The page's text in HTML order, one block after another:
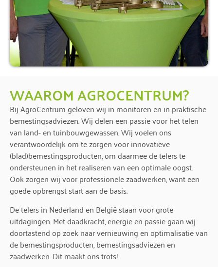
WAAROM AGROCENTRUM?
Bij AgroCentrum geloven wij in monitoren en in praktische
bemestingsadviezen. Wij delen een passie voor het telen
van land- en tuinbouwgewassen. Wij voelen ons
verantwoordelijk om te zorgen voor innovatieve
(blad)bemestingsproducten, om daarmee de telers te
ondersteunen in het realiseren van een optimale oogst.
Ook zorgen wij voor professionele zaadwerken, want een
goede opbrengst start aan de basis.
De telers in Nederland en België staan voor grote
uitdagingen. Met daadkracht, energie en passie gaan wij
doortastend op zoek naar vernieuwing en optimalisatie van
de bemestingsproducten, bemestingsadviezen en
zaadwerken. Dit maakt ons trots!